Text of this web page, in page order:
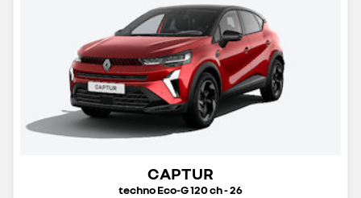
CAPTUR
techno Eco-G 120 ch - 26